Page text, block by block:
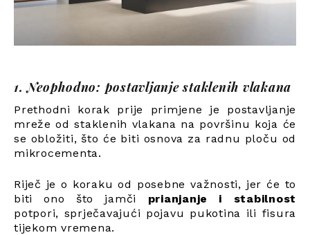
1. Neophodno: postavljanje staklenih vlakana
Prethodni korak prije primjene je postavljanje
mreže od staklenih vlakana na površinu koja će
se obložiti, što će biti osnova za radnu ploču od
mikrocementa.
Riječ je o koraku od posebne važnosti, jer će to
biti ono što jamči prianjanje i stabilnost
potpori, sprječavajući pojavu pukotina ili fisura
tijekom vremena.